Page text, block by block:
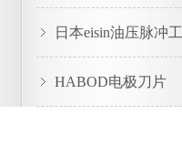
日本eisin油压脉冲工
具
HABOD电极刀片